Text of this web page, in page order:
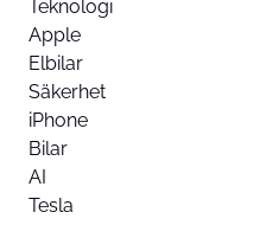
Teknologi
Apple
Elbilar
Säkerhet
iPhone
Bilar
AI
Tesla